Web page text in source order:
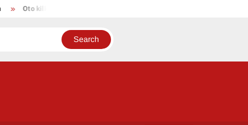
Oto kilka propozycji unikalnych tytułów zachowujących sens oryginału: